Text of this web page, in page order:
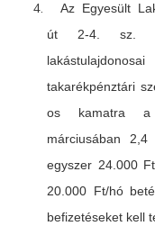
Az Egyesült
út 2-4. sz.
takarékpénztári
os kamatra a
márciusában
egyszer 24.000
20.000 Ft/hó
befizetéseket kell